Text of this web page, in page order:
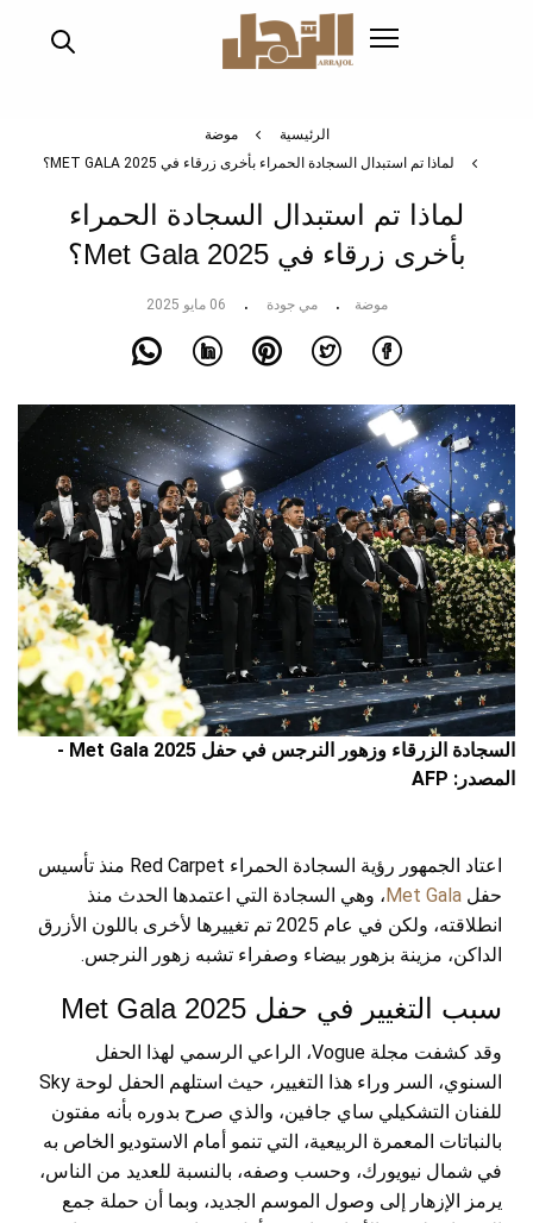
الرئيسية
موضة
لماذا تم استبدال السجادة الحمراء بأخرى زرقاء في MET GALA 2025؟
لماذا تم استبدال السجادة الحمراء
بأخرى زرقاء في Met Gala 2025؟
موضة مي جودة 06 مايو 2025
السجادة الزرقاء وزهور النرجس في حفل Met Gala 2025 -
المصدر: AFP
اعتاد الجمهور رؤية السجادة الحمراء Red Carpet منذ تأسيس
حفل Met Gala، وهي السجادة التي اعتمدها الحدث منذ
انطلاقته، ولكن في عام 2025 تم تغييرها لأخرى باللون الأزرق
الداكن، مزينة بزهور بيضاء وصفراء تشبه زهور النرجس.
سبب التغيير في حفل Met Gala 2025
وقد كشفت مجلة Vogue، الراعي الرسمي لهذا الحفل
السنوي، السر وراء هذا التغيير، حيث استلهم الحفل لوحة Sky
للفنان التشكيلي ساي جافين، والذي صرح بدوره بأنه مفتون
بالنباتات المعمرة الربيعية، التي تنمو أمام الاستوديو الخاص به
في شمال نيويورك، وحسب وصفه، بالنسبة للعديد من الناس،
يرمز الإزهار إلى وصول الموسم الجديد، وبما أن حملة جمع